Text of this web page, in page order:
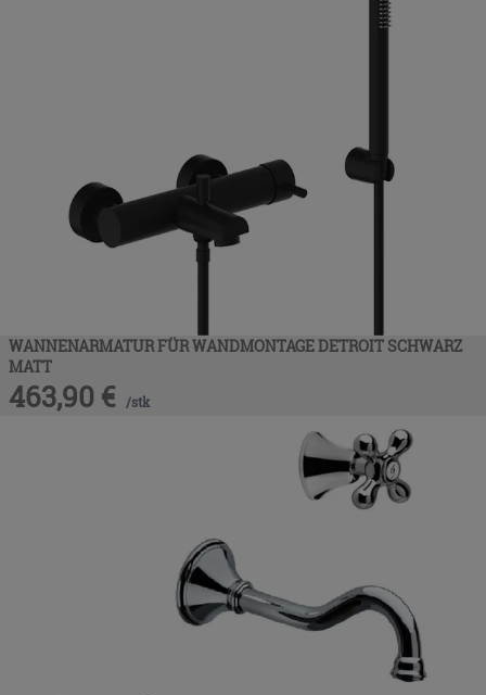
WANNENARMATUR FÜR WANDMONTAGE DETROIT SCHWARZ
MATT
463,90 € /stk